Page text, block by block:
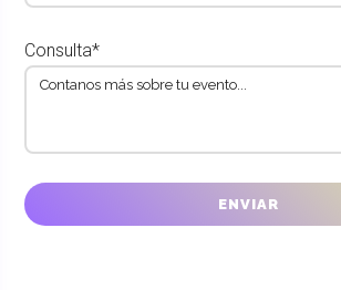
Consulta*